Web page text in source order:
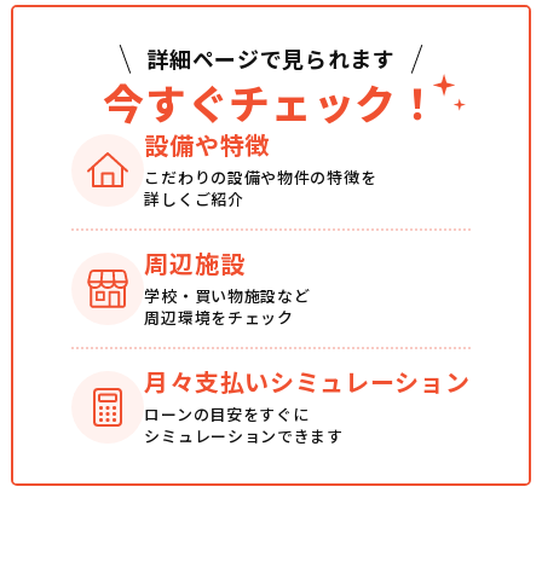
詳細ページで見られます
今すぐチェック！
設備や特徴
こだわりの設備や物件の特徴を
詳しくご紹介
周辺施設
学校・買い物施設など
周辺環境をチェック
月々支払いシミュレーション
ローンの目安をすぐに
シミュレーションできます